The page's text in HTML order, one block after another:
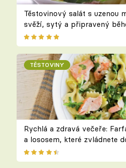
Těstovinový salát s uzenou
svěží, sytý a připravený
TĚSTOVINY
Rychlá a zdravá večeře:
a lososem, které zvládnete